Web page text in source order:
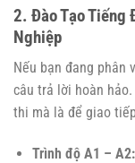
2. Đào Tạo Tiếng
Nghiệp
Nếu bạn đang phân
câu trả lời hoàn
thi mà là để giao
Trình độ A1 – A2: